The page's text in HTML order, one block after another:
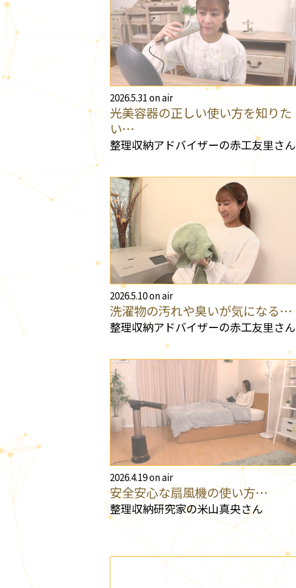
2026.5.31 on air
光美容器の正しい使い方を知りた
い…
整理収納アドバイザーの赤工友里さん
2026.5.10 on air
洗濯物の汚れや臭いが気になる…
整理収納アドバイザーの赤工友里さん
2026.4.19 on air
安全安心な扇風機の使い方…
整理収納研究家の米山真央さん